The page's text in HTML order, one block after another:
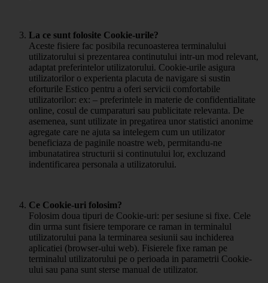
La ce sunt folosite Cookie-urile?
Aceste fisiere fac posibila recunoasterea terminalului
utilizatorului si prezentarea continutului intr-un mod relevant,
adaptat preferintelor utilizatorului. Cookie-urile asigura
utilizatorilor o experienta placuta de navigare si sustin
eforturile Estico pentru a oferi servicii comfortabile
utilizatorilor: ex: – preferintele in materie de confidentialitate
online, cosul de cumparaturi sau publicitate relevanta. De
asemenea, sunt utilizate in pregatirea unor statistici anonime
agregate care ne ajuta sa intelegem cum un utilizator
beneficiaza de paginile noastre web, permitandu-ne
imbunatatirea structurii si continutului lor, excluzand
indentificarea personala a utilizatorului.
Ce Cookie-uri folosim?
Folosim doua tipuri de Cookie-uri: per sesiune si fixe. Cele
din urma sunt fisiere temporare ce raman in terminalul
utilizatorului pana la terminarea sesiunii sau inchiderea
aplicatiei (browser-ului web). Fisierele fixe raman pe
terminalul utilizatorului pe o perioada in parametrii Cookie-
ului sau pana sunt sterse manual de utilizator.